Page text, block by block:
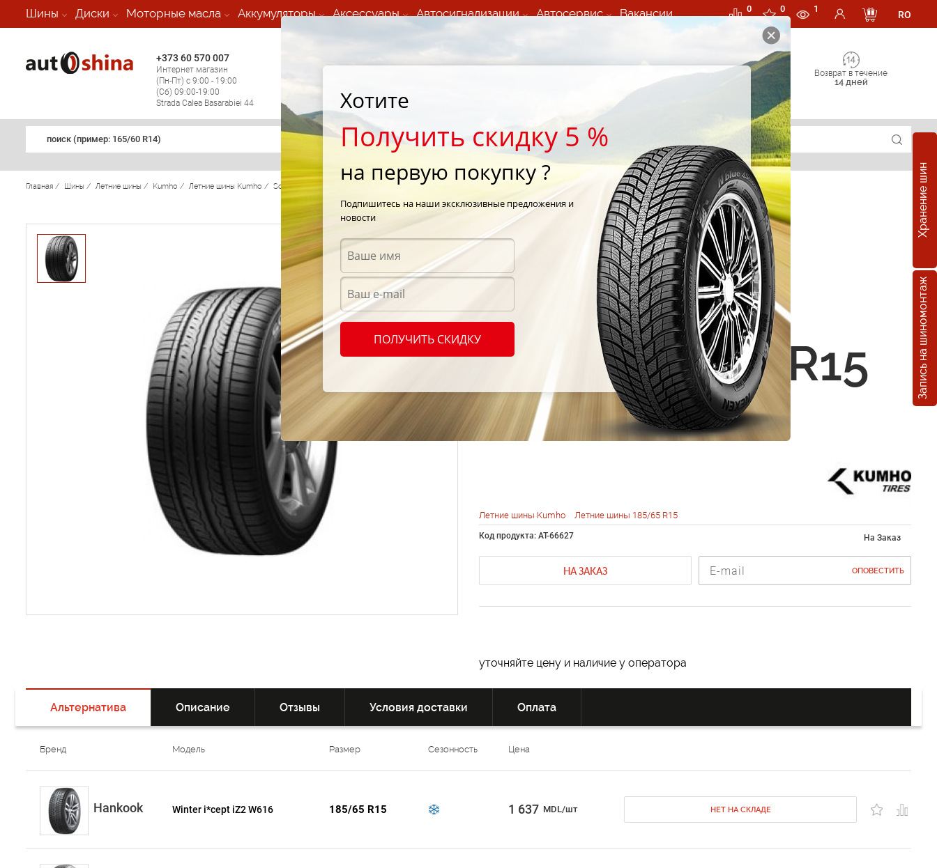
Шины Диски Моторные масла Аккумуляторы Аксессуары Автосигнализации Автосервис Вакансии 0 0 1
RO
+373 60 570 007
Интернет магазин
(Пн-Пт) с 9:00 - 19:00
(Сб) 09:00-19:00
Strada Calea Basarabiei 44
Мобильный шиномонтаж 24/7
Возврат в течение
14 дней
поиск (примеp: 165/60 R14)
Хранение шин
Запись на шиномонтаж
Главная / Шины / Летние шины / Kumho / Летние шины Kumho / Solus KH17/ Kumho Solus KH17 185/65 R15 88H
Летние шины
Kumho Solus
KH17 185/65 R15
88H
Летние шины Kumho Летние шины 185/65 R15
Код продукта: AT-66627 На Заказ
НА ЗАКАЗ ОПОВЕСТИТЬ
уточняйте цену и наличие у оператора
Альтернатива Описание Отзывы Условия доставки Оплата
Бренд Модель Размер Сезонность Цена
Hankook Winter i*cept iZ2 W616 185/65 R15 1 637 MDL/шт НЕТ НА СКЛАДЕ
Хотите
Получить скидку 5 %
на первую покупку ?
Подпишитесь на наши эксклюзивные предложения и
новости
ПОЛУЧИТЬ СКИДКУ